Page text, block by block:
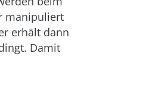
manipuliert
erhält dann
Damit